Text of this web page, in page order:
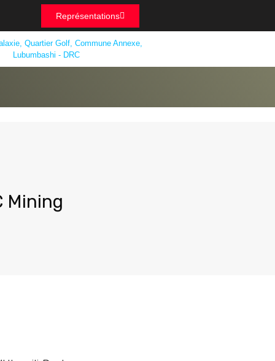
Représentations
Quartier Golf, Commune Annexe,
Lubumbashi - DRC
Mining